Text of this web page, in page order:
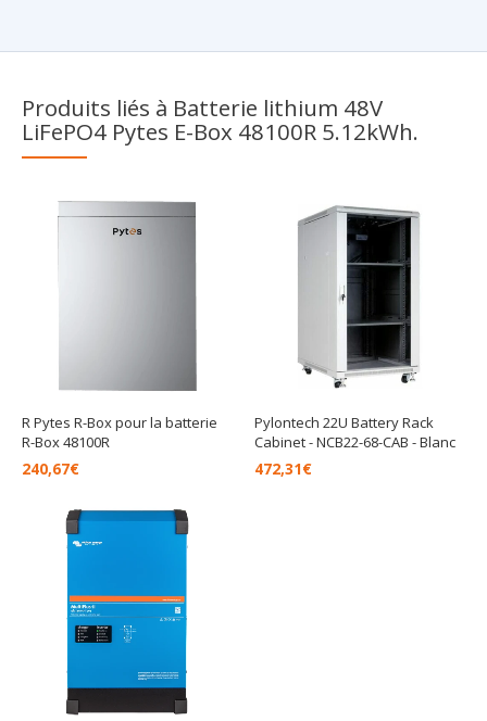
Produits liés à Batterie lithium 48V
LiFePO4 Pytes E-Box 48100R 5.12kWh.
R Pytes R-Box pour la batterie
R-Box 48100R
240,67€
Pylontech 22U Battery Rack
Cabinet - NCB22-68-CAB - Blanc
472,31€